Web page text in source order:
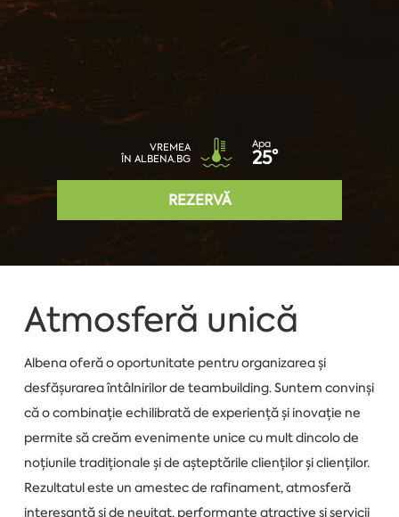
VREMEA
ÎN ALBENA.BG
Apa
25°
REZERVĂ
Atmosferă unică
Albena oferă o oportunitate pentru organizarea și
desfășurarea întâlnirilor de teambuilding. Suntem convinși
că o combinație echilibrată de experiență și inovație ne
permite să creăm evenimente unice cu mult dincolo de
noțiunile tradiționale și de așteptările clienților și clienților.
Rezultatul este un amestec de rafinament, atmosferă
interesantă și de neuitat, performanțe atractive și servicii